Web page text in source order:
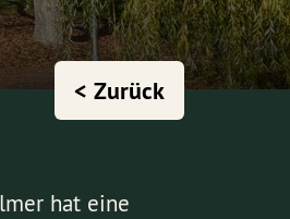
< Zurück
hat eine